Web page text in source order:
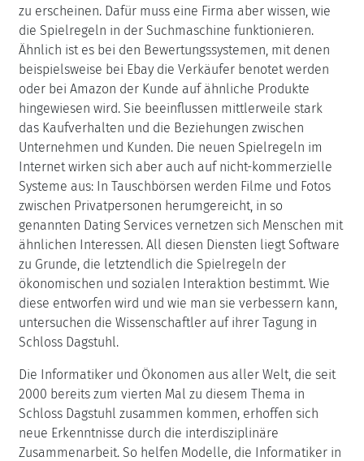
zu erscheinen. Dafür muss eine Firma aber wissen, wie
die Spielregeln in der Suchmaschine funktionieren.
Ähnlich ist es bei den Bewertungssystemen, mit denen
beispielsweise bei Ebay die Verkäufer benotet werden
oder bei Amazon der Kunde auf ähnliche Produkte
hingewiesen wird. Sie beeinflussen mittlerweile stark
das Kaufverhalten und die Beziehungen zwischen
Unternehmen und Kunden. Die neuen Spielregeln im
Internet wirken sich aber auch auf nicht-kommerzielle
Systeme aus: In Tauschbörsen werden Filme und Fotos
zwischen Privatpersonen herumgereicht, in so
genannten Dating Services vernetzen sich Menschen mit
ähnlichen Interessen. All diesen Diensten liegt Software
zu Grunde, die letztendlich die Spielregeln der
ökonomischen und sozialen Interaktion bestimmt. Wie
diese entworfen wird und wie man sie verbessern kann,
untersuchen die Wissenschaftler auf ihrer Tagung in
Schloss Dagstuhl.
Die Informatiker und Ökonomen aus aller Welt, die seit
2000 bereits zum vierten Mal zu diesem Thema in
Schloss Dagstuhl zusammen kommen, erhoffen sich
neue Erkenntnisse durch die interdisziplinäre
Zusammenarbeit. So helfen Modelle, die Informatiker in